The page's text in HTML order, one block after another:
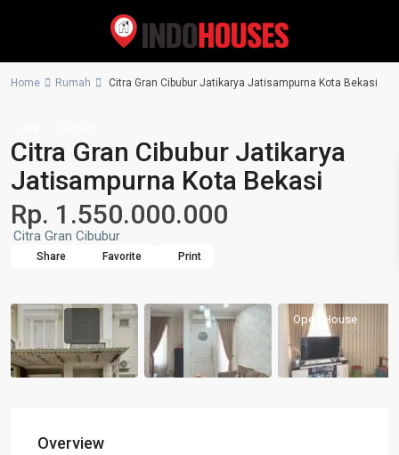
Home Rumah Citra Gran Cibubur Jatikarya Jatisampurna Kota Bekasi
Citra Gran Cibubur Jatikarya
Jatisampurna Kota Bekasi
Rp. 1.550.000.000
Citra Gran Cibubur
Share Favorite Print
Open House
Overview